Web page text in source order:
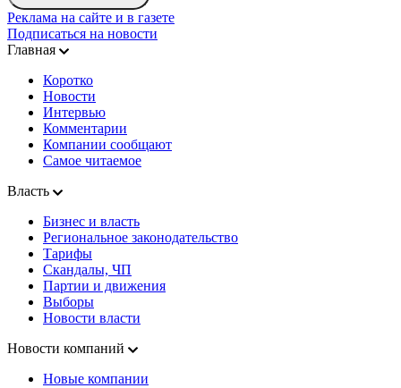
Реклама на сайте и в газете
Подписаться на новости
Главная
Коротко
Новости
Интервью
Комментарии
Компании сообщают
Самое читаемое
Власть
Бизнес и власть
Региональное законодательство
Тарифы
Скандалы, ЧП
Партии и движения
Выборы
Новости власти
Новости компаний
Новые компании